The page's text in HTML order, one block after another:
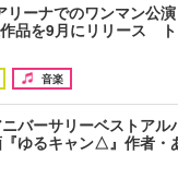
リーナでのワンマン公
品を9月にリリース
音楽
バーサリーベストアル
『ゆるキャン△』作者